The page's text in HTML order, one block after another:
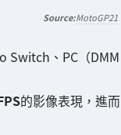
MotoGP21
Switch、PC（DMM
的影像表現，進而